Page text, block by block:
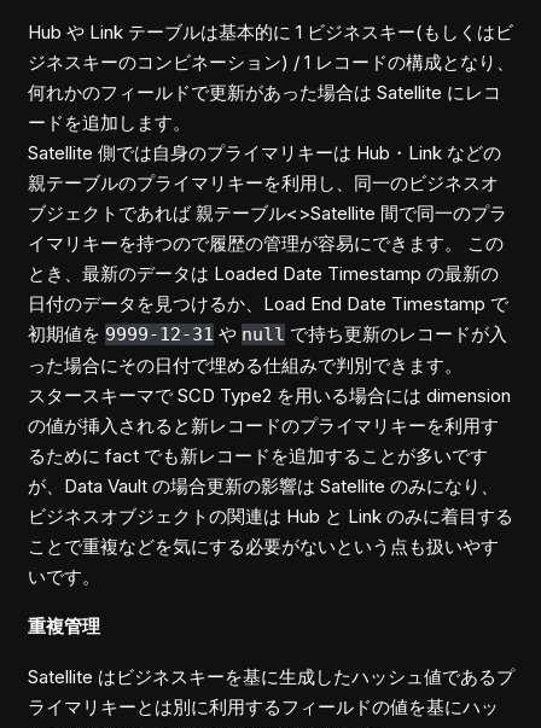
Hub や Link テーブルは基本的に 1 ビジネスキー(もしくはビ
ジネスキーのコンビネーション) / 1 レコードの構成となり、
何れかのフィールドで更新があった場合は Satellite にレコ
ードを追加します。
Satellite 側では自身のプライマリキーは Hub・Link などの
親テーブルのプライマリキーを利用し、同一のビジネスオ
ブジェクトであれば 親テーブル<>Satellite 間で同一のプラ
イマリキーを持つので履歴の管理が容易にできます。 この
とき、最新のデータは Loaded Date Timestamp の最新の
日付のデータを見つけるか、Load End Date Timestamp で
初期値を 9999-12-31 や null で持ち更新のレコードが入
った場合にその日付で埋める仕組みで判別できます。
スタースキーマで SCD Type2 を用いる場合には dimension
の値が挿入されると新レコードのプライマリキーを利用す
るために fact でも新レコードを追加することが多いです
が、Data Vault の場合更新の影響は Satellite のみになり、
ビジネスオブジェクトの関連は Hub と Link のみに着目する
ことで重複などを気にする必要がないという点も扱いやす
いです。
重複管理
Satellite はビジネスキーを基に生成したハッシュ値であるプ
ライマリキーとは別に利用するフィールドの値を基にハッ